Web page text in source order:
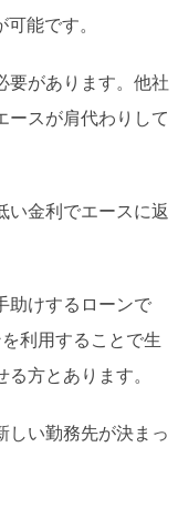
能です。
要があります。他社
ースが肩代わりして
い金利でエースに返
助けするローンで
利用することで生
方とあります。
しい勤務先が決まっ